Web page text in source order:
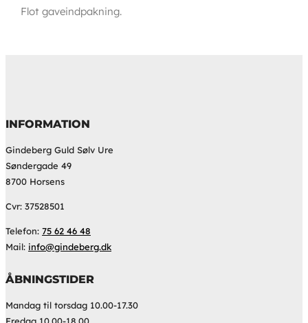
Flot gaveindpakning.
INFORMATION
Gindeberg Guld Sølv Ure
Søndergade 49
8700 Horsens
Cvr: 37528501
Telefon: 75 62 46 48
Mail: info@gindeberg.dk
ÅBNINGSTIDER
Mandag til torsdag 10.00-17.30
Fredag 10.00-18.00